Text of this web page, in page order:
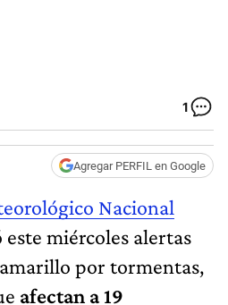
1
Agregar PERFIL en Google
Nacional
miércoles alertas
por tormentas,
afectan a 19